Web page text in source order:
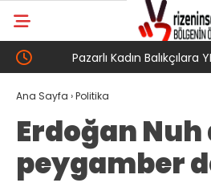
Pazarlı Kadın Balıkçılara YENİ
‘Bu Mücadelede Yanınızdayız!’
Ana Sayfa ›Politika
Erdoğan
peygamber